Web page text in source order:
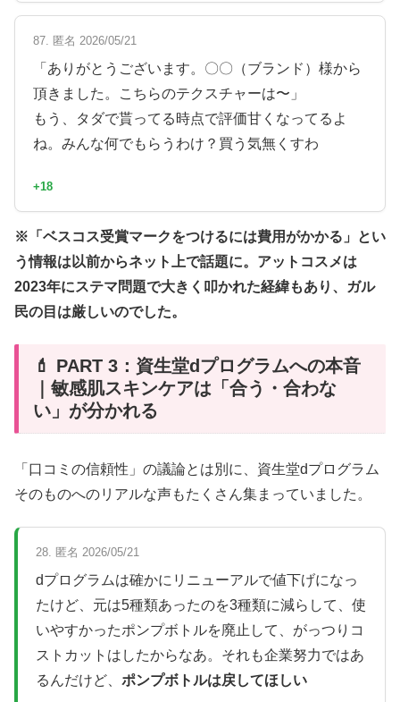
87. 匿名 2026/05/21
「ありがとうございます。〇〇（ブランド）様から
頂きました。こちらのテクスチャーは〜」
もう、タダで貰ってる時点で評価甘くなってるよ
ね。みんな何でもらうわけ？買う気無くすわ
+18
※「ベスコス受賞マークをつけるには費用がかかる」とい
う情報は以前からネット上で話題に。アットコスメは
2023年にステマ問題で大きく叩かれた経緯もあり、ガル
民の目は厳しいのでした。
💄 PART 3：資生堂dプログラムへの本音
｜敏感肌スキンケアは「合う・合わな
い」が分かれる
「口コミの信頼性」の議論とは別に、資生堂dプログラム
そのものへのリアルな声もたくさん集まっていました。
28. 匿名 2026/05/21
dプログラムは確かにリニューアルで値下げになっ
たけど、元は5種類あったのを3種類に減らして、使
いやすかったポンプボトルを廃止して、がっつりコ
ストカットはしたからなあ。それも企業努力ではあ
るんだけど、 ポンプボトルは戻してほしい